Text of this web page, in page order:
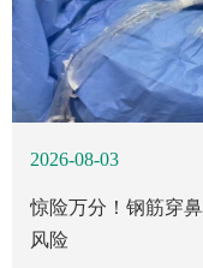
2026-08-03
惊险万分！钢筋穿
风险
2026-08-03
ICE精准导航 破解
封堵术后房颤消融
2026-07-27
精准截骨解栓系 哈
系患者成功实施手术